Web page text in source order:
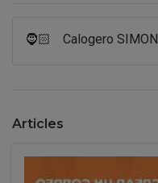
🧔🏻 Calogero SIMON
Articles